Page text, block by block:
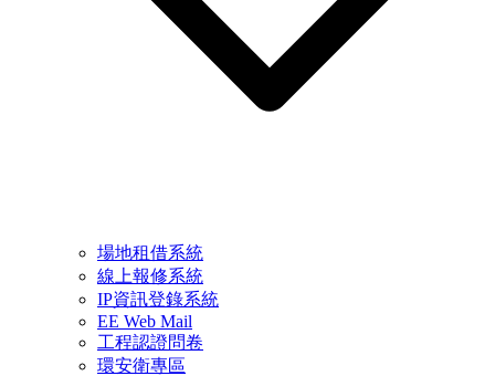
場地租借系統
線上報修系統
IP資訊登錄系統
EE Web Mail
工程認證問卷
環安衛專區